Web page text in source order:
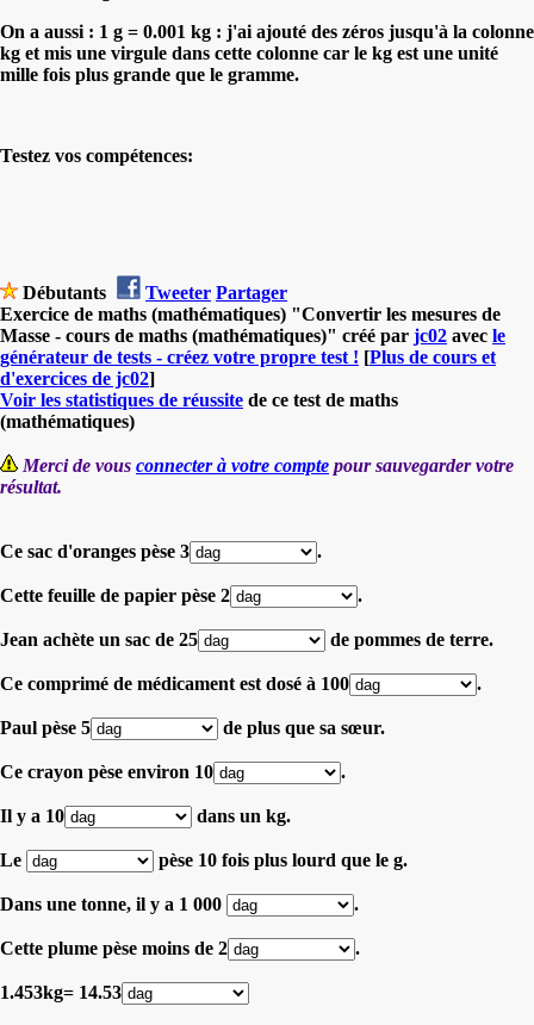
On a aussi : 1 g = 0.001 kg : j'ai ajouté des zéros jusqu'à la colonne
kg et mis une virgule dans cette colonne car le kg est une unité
mille fois plus grande que le gramme.
Testez vos compétences:
Débutants Tweeter Partager
Exercice de maths (mathématiques) "Convertir les mesures de
Masse - cours de maths (mathématiques)" créé par jc02 avec le
générateur de tests - créez votre propre test ! [Plus de cours et
d'exercices de jc02]
Voir les statistiques de réussite de ce test de maths
(mathématiques)
Merci de vous connecter à votre compte pour sauvegarder votre
résultat.
Ce sac d'oranges pèse 3 .
Cette feuille de papier pèse 2 .
Jean achète un sac de 25 de pommes de terre.
Ce comprimé de médicament est dosé à 100 .
Paul pèse 5 de plus que sa sœur.
Ce crayon pèse environ 10 .
Il y a 10 dans un kg.
Le pèse 10 fois plus lourd que le g.
Dans une tonne, il y a 1 000 .
Cette plume pèse moins de 2 .
1.453kg= 14.53